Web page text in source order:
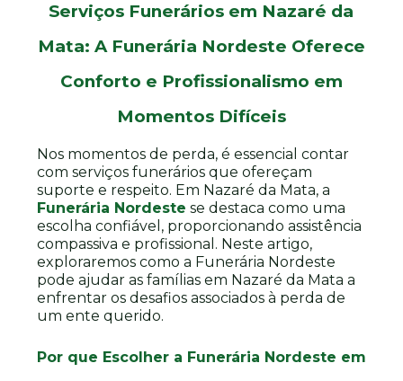
Serviços Funerários em Nazaré da
Mata: A Funerária Nordeste Oferece
Conforto e Profissionalismo em
Momentos Difíceis
Nos momentos de perda, é essencial contar
com serviços funerários que ofereçam
suporte e respeito. Em Nazaré da Mata, a
Funerária Nordeste se destaca como uma
escolha confiável, proporcionando assistência
compassiva e profissional. Neste artigo,
exploraremos como a Funerária Nordeste
pode ajudar as famílias em Nazaré da Mata a
enfrentar os desafios associados à perda de
um ente querido.
Por que Escolher a Funerária Nordeste em